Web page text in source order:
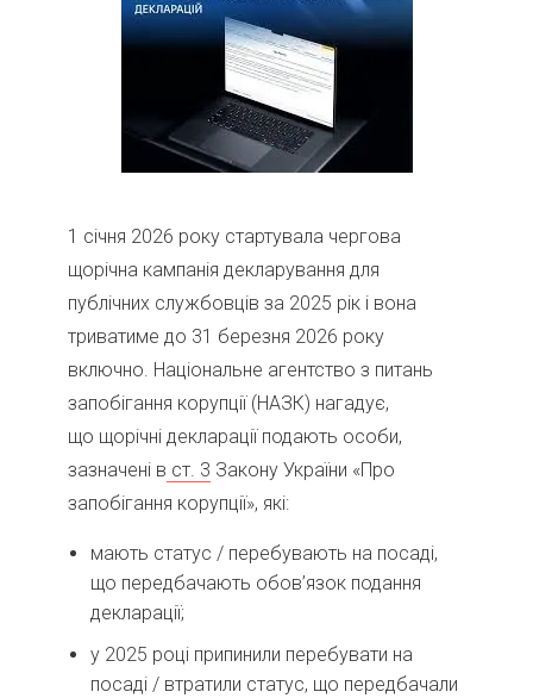
1 січня 2026 року стартувала чергова
щорічна кампанія декларування для
публічних службовців за 2025 рік і вона
триватиме до 31 березня 2026 року
включно. Національне агентство з питань
запобігання корупції (НАЗК) нагадує,
що щорічні декларації подають особи,
зазначені в ст. 3 Закону України «Про
запобігання корупції», які:
мають статус / перебувають на посаді,
що передбачають обов’язок подання
декларації;
у 2025 році припинили перебувати на
посаді / втратили статус, що передбачали